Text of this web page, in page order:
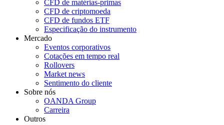
CFD de matérias-primas
CFD de criptomoeda
CFD de fundos ETF
Especificação do instrumento
Mercado
Eventos corporativos
Cotações em tempo real
Rollovers
Market news
Sentimento do cliente
Sobre nós
OANDA Group
Carreira
Outros